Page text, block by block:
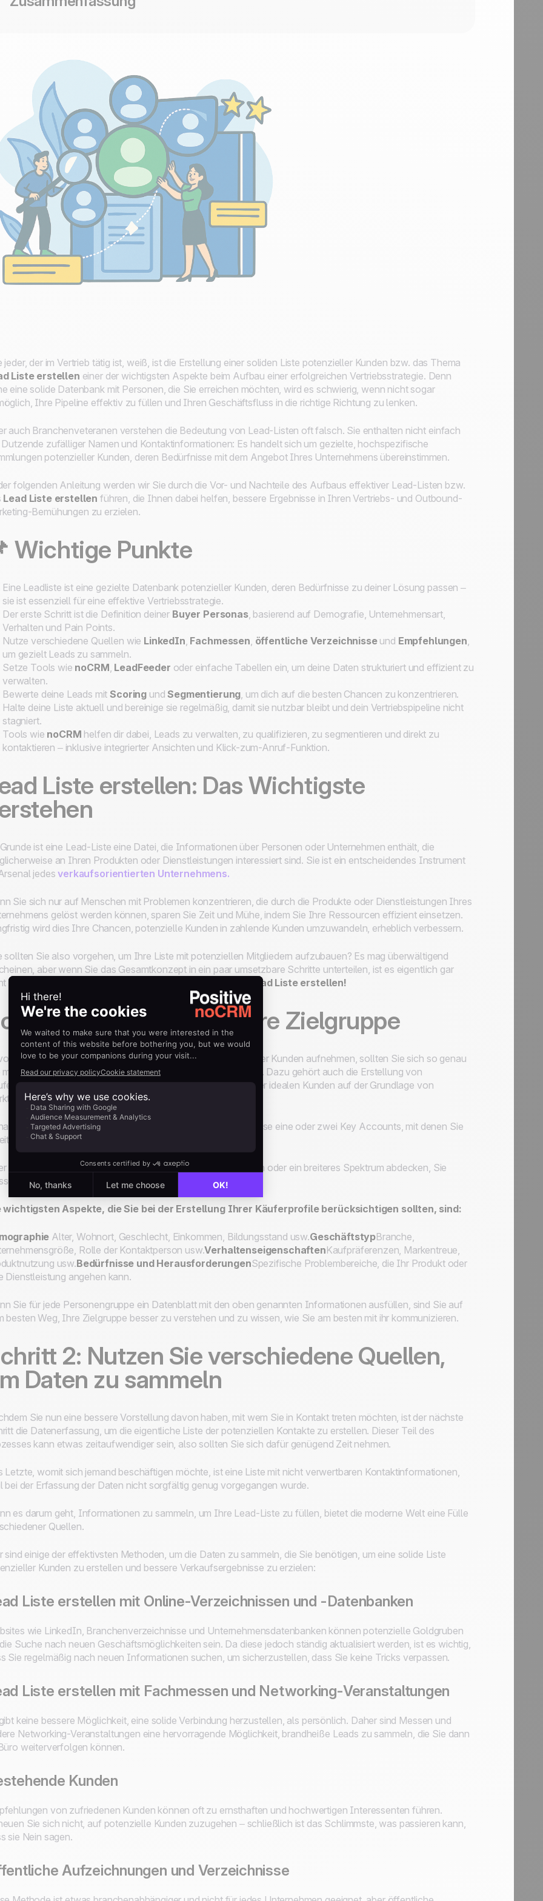
jeder, der im Vertrieb tätig ist, weiß, ist die Erstellung einer soliden Liste potenzieller Kunden bzw. das Thema
Liste erstellen einer der wichtigsten Aspekte beim Aufbau einer erfolgreichen Vertriebsstrategie. Denn
eine solide Datenbank mit Personen, die Sie erreichen möchten, wird es schwierig, wenn nicht sogar
Ihre Pipeline effektiv zu füllen und Ihren Geschäftsfluss in die richtige Richtung zu lenken.
auch Branchenveteranen verstehen die Bedeutung von Lead-Listen oft falsch. Sie enthalten nicht einfach
zufälliger Namen und Kontaktinformationen: Es handelt sich um gezielte, hochspezifische
potenzieller Kunden, deren Bedürfnisse mit dem Angebot Ihres Unternehmens übereinstimmen.
folgenden Anleitung werden wir Sie durch die Vor- und Nachteile des Aufbaus effektiver Lead-Listen bzw.
Lead Liste erstellenführen, die Ihnen dabei helfen, bessere Ergebnisse in Ihren Vertriebs- und Outbound-
Bemühungen zu erzielen.
Wichtige Punkte
Eine Leadliste ist eine gezielte Datenbank potenzieller Kunden, deren Bedürfnisse zu deiner Lösung passen –
sie ist essenziell für eine effektive Vertriebsstrategie.
Der erste Schritt ist die Definition deiner Buyer Personas, basierend auf Demografie, Unternehmensart,
Verhalten und Pain Points.
Nutze verschiedene Quellen wie LinkedIn, Fachmessen, öffentliche Verzeichnisseund Empfehlungen,
um gezielt Leads zu sammeln.
Setze Tools wie noCRM, LeadFeeder oder einfache Tabellen ein, um deine Daten strukturiert und effizient zu
verwalten.
Bewerte deine Leads mitScoring undSegmentierung, um dich auf die besten Chancen zu konzentrieren.
Halte deine Liste aktuell und bereinige sie regelmäßig, damit sie nutzbar bleibt und dein Vertriebspipeline nicht
stagniert.
Tools wie noCRM helfen dir dabei, Leads zu verwalten, zu qualifizieren, zu segmentieren und direkt zu
kontaktieren – inklusive integrierter Ansichten und Klick-zum-Anruf-Funktion.
Liste erstellen: Das Wichtigste
ist eine Lead-Liste eine Datei, die Informationen über Personen oder Unternehmen enthält, die
an Ihren Produkten oder Dienstleistungen interessiert sind. Sie ist ein entscheidendes Instrument
jedesverkaufsorientierten Unternehmens.
Sie sich nur auf Menschen mit Problemen konzentrieren, die durch die Produkte oder Dienstleistungen Ihres
gelöst werden können, sparen Sie Zeit und Mühe, indem Sie Ihre Ressourcen effizient einsetzen.
wird dies Ihre Chancen, potenzielle Kunden in zahlende Kunden umzuwandeln, erheblich verbessern.
sollten Sie also vorgehen, um Ihre Liste mit potenziellen Mitgliedern aufzubauen? Es mag überwältigend
aber wenn Sie das Gesamtkonzept in ein paar umsetzbare Schritte unterteilen, ist es eigentlich gar
so kompliziert. Lassen Sie uns eintauchen in das Thema
Lead Liste erstellen!
1: Definieren Sie Ihre Zielgruppe
Sie auch nur einen einzigen Namen in Ihre Liste potenzieller Kunden aufnehmen, sollten Sie sich so genau
möglich darüber im Klaren sein, wer Ihre idealen Kunden sind. Dazu gehört auch die Erstellung von
die am besten als detaillierte Beschreibungen Ihrer idealen Kunden auf der Grundlage von
und harten Daten zu verstehen sind.
was Sieverkaufen möchten
, gibt es möglicherweise eine oder zwei Key Accounts, mit denen Sie
oder Sie haben bis zu ein Dutzend oder mehr.
ob Sie sich nun auf einige wenige Archetypen konzentrieren oder ein breiteres Spektrum abdecken, Sie
immer mehrere relevante Datenpunkte berücksichtigen.
wichtigsten Aspekte, die Sie bei der Erstellung Ihrer Käuferprofile berücksichtigen sollten, sind:
Alter, Wohnort, Geschlecht, Einkommen, Bildungsstand usw.GeschäftstypBranche,
Rolle der Kontaktperson usw.VerhaltenseigenschaftenKaufpräferenzen, Markentreue,
usw.Bedürfnisse und HerausforderungenSpezifische Problembereiche, die Ihr Produkt oder
Dienstleistung angehen kann.
Sie für jede Personengruppe ein Datenblatt mit den oben genannten Informationen ausfüllen, sind Sie auf
besten Weg, Ihre Zielgruppe besser zu verstehen und zu wissen, wie Sie am besten mit ihr kommunizieren.
2: Nutzen Sie verschiedene Quellen,
Daten zu sammeln
Sie nun eine bessere Vorstellung davon haben, mit wem Sie in Kontakt treten möchten, ist der nächste
die Datenerfassung, um die eigentliche Liste der potenziellen Kontakte zu erstellen. Dieser Teil des
kann etwas zeitaufwendiger sein, also sollten Sie sich dafür genügend Zeit nehmen.
Letzte, womit sich jemand beschäftigen möchte, ist eine Liste mit nicht verwertbaren Kontaktinformationen,
bei der Erfassung der Daten nicht sorgfältig genug vorgegangen wurde.
es darum geht, Informationen zu sammeln, um Ihre Lead-Liste zu füllen, bietet die moderne Welt eine Fülle
Quellen.
sind einige der effektivsten Methoden, um die Daten zu sammeln, die Sie benötigen, um eine solide Liste
Kunden zu erstellen und bessere Verkaufsergebnisse zu erzielen:
Liste erstellen mit Online-Verzeichnissen und -Datenbanken
wie LinkedIn, Branchenverzeichnisse und Unternehmensdatenbanken können potenzielle Goldgruben
Suche nach neuen Geschäftsmöglichkeiten sein. Da diese jedoch ständig aktualisiert werden, ist es wichtig,
Sie regelmäßig nach neuen Informationen suchen, um sicherzustellen, dass Sie keine Tricks verpassen.
Liste erstellen mit Fachmessen und Networking-Veranstaltungen
keine bessere Möglichkeit, eine solide Verbindung herzustellen, als persönlich. Daher sind Messen und
Networking-Veranstaltungen eine hervorragende Möglichkeit, brandheiße Leads zu sammeln, die Sie dann
weiterverfolgen können.
Kunden
von zufriedenen Kunden können oft zu ernsthaften und hochwertigen Interessenten führen.
Sie sich nicht, auf potenzielle Kunden zuzugehen – schließlich ist das Schlimmste, was passieren kann,
sie Nein sagen.
Aufzeichnungen und Verzeichnisse